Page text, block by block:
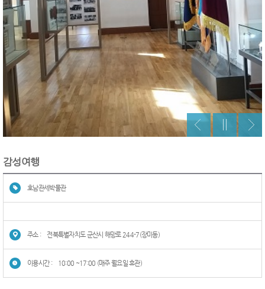
감성여행
호남관세박물관
주소 : 전북특별자치도 군산시 해망로 244-7(장미동)
이용시간 : 10:00 ~17:00 (매주 월요일 휴관)